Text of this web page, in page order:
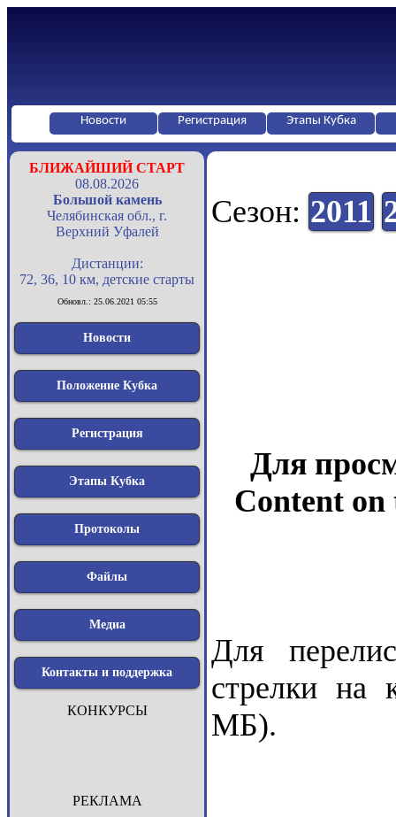
Новости Регистрация Этапы Кубка
БЛИЖАЙШИЙ СТАРТ
08.08.2026
Большой камень
Челябинская обл., г.
Верхний Уфалей
Дистанции:
72, 36, 10 км, детские старты
Обновл.: 25.06.2021 05:55
Новости
Положение Кубка
Регистрация
Этапы Кубка
Протоколы
Файлы
Медиа
Контакты и поддержка
КОНКУРСЫ
РЕКЛАМА
Сезон: 2011
Для
Content on
Для
стрелки на
МБ).